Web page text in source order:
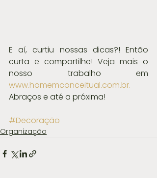
E aí, curtiu nossas dicas?! Então
curta e compartilhe! Veja mais o
www.homemconceitual.com.br.
Abraços e até a próxima!
#Decoração
Organização